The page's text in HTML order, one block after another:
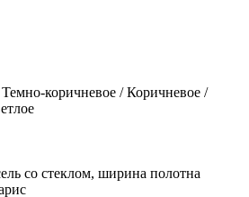
коричневое / Коричневое /
со стеклом, ширина полотна